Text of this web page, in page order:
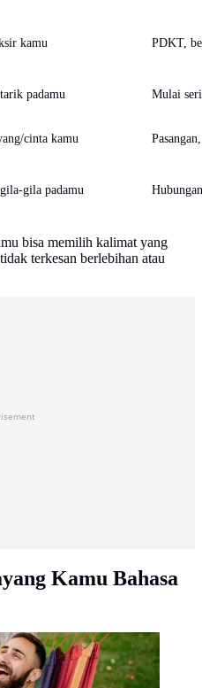
kamu PDKT,
padamu Mulai
cinta kamu
gila padamu
bisa memilih kalimat yang
terkesan berlebihan atau
Kamu Bahasa